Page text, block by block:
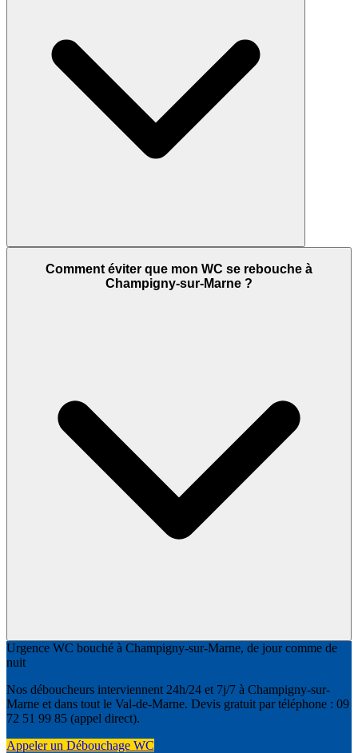
Comment éviter que mon WC se rebouche à
Champigny-sur-Marne ?
Urgence WC bouché à Champigny-sur-Marne, de jour comme de
nuit
Nos déboucheurs interviennent 24h/24 et 7j/7 à Champigny-sur-
Marne et dans tout le Val-de-Marne. Devis gratuit par téléphone : 09
72 51 99 85 (appel direct).
Appeler un Débouchage WC